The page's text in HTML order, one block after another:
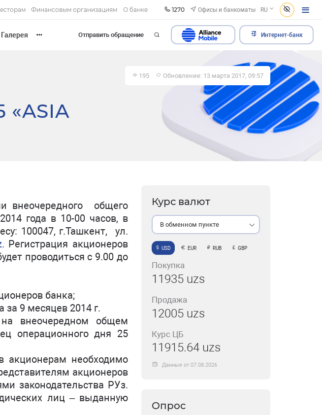
Финансовым организациям О банке 1270 Офисы и банкоматы RU
Галерея ••• Отправить обращение Интернет-банк
195 Обновление: 13 марта 2017, 09:57
внеочередного общего
года в 10-00 часов, в
100047, г.Ташкент, ул.
. Регистрация акционеров
проводиться с 9.00 до
банка;
за 9 месяцев 2014 г.
внеочередном общем
операционного дня 25
акционерам необходимо
акционеров
законодательства РУз.
лиц – выданную
Курс валют
В обменном пункте
USD EUR RUB GBP
Покупка
11935 uzs
Продажа
12005 uzs
Курс ЦБ
11915.64 uzs
Данные от 07.08.2026
Опрос